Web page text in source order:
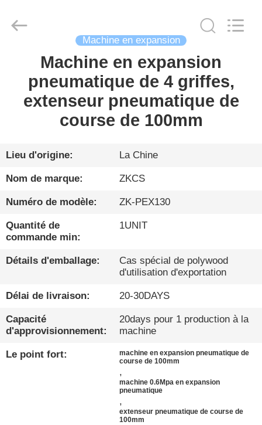
D'ACIER
EN
CARBONE
VIDÉO
À
DE
NOUS
INDUSTRIAL
CO.,
Machine en expansion
Machine en expansion
pneumatique de 4 griffes,
extenseur pneumatique de
course de 100mm
Lieu d'origine: La Chine
Nom de marque: ZKCS
Numéro de modèle: ZK-PEX130
Quantité de
commande min:
1UNIT
Détails d'emballage:
Cas spécial de polywood
d'utilisation d'exportation
Délai de livraison: 20-30DAYS
Capacité
d'approvisionnement:
20days pour 1 production à la
machine
Le point fort:
machine en expansion pneumatique de
course de 100mm
,
machine 0.6Mpa en expansion
pneumatique
,
extenseur pneumatique de course de
100mm